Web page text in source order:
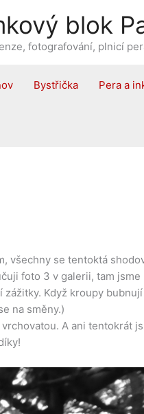
blok
fotografování, plnicí
Bystřička Pera a
všechny se tentoktá
foto 3 v galerii, tam jsme
Když kroupy bubnují
na směny.)
A ani tentokrát